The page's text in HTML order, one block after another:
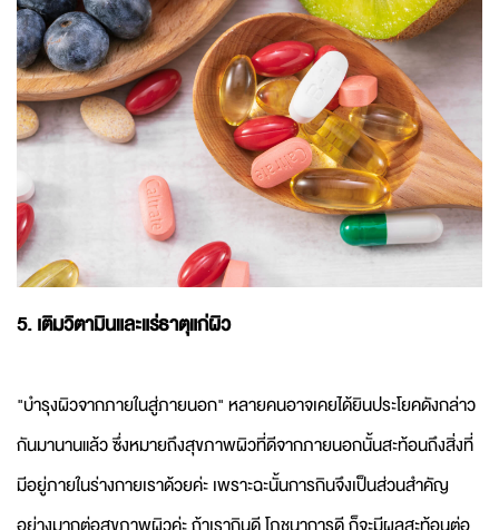
5. เติมวิตามินและแร่ธาตุแก่ผิว
"บำรุงผิวจากภายในสู่ภายนอก" หลายคนอาจเคยได้ยินประโยคดังกล่าว
กันมานานแล้ว ซึ่งหมายถึงสุขภาพผิวที่ดีจากภายนอกนั้นสะท้อนถึงสิ่งที่
มีอยู่ภายในร่างกายเราด้วยค่ะ เพราะฉะนั้นการกินจึงเป็นส่วนสำคัญ